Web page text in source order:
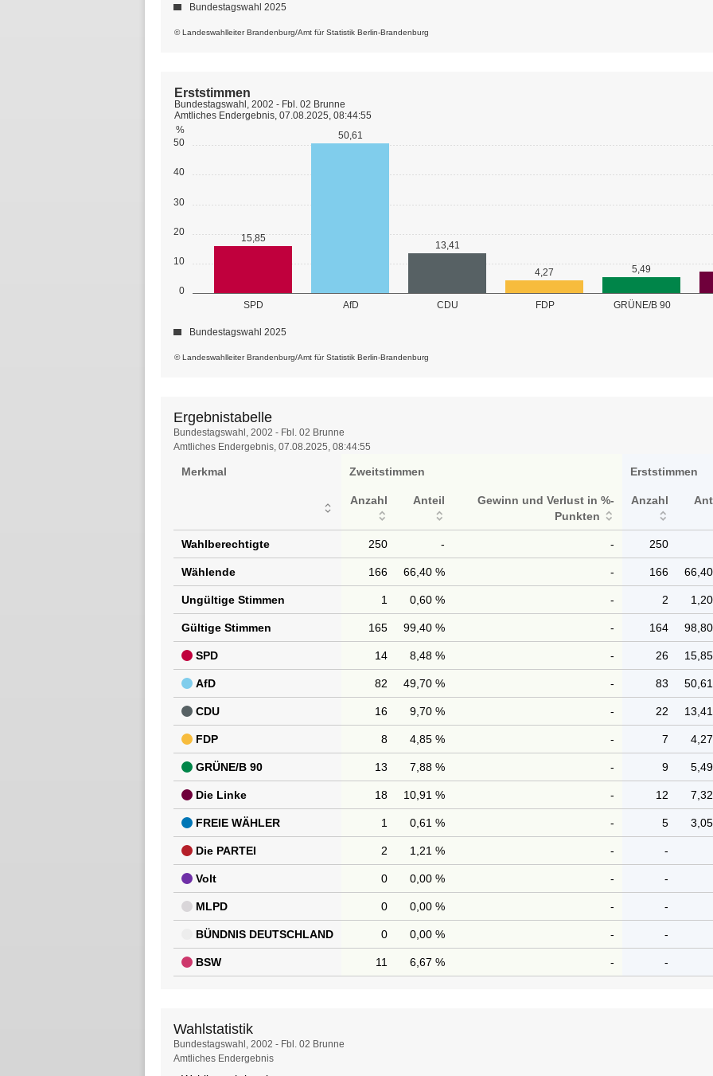
© Landeswahlleiter Brandenburg/Amt für Statistik Berlin-Brandenburg
Bundestagswahl 2025
0
10
20
30
40
50
%
SPD AfD CDU FDP GRÜNE/B 90
15,85
50,61
13,41
4,27 5,49
© Landeswahlleiter Brandenburg/Amt für Statistik Berlin-Brandenburg
Erststimmen
Bundestagswahl, 2002 - Fbl. 02 Brunne
Amtliches Endergebnis, 07.08.2025, 08:44:55
Bundestagswahl 2025
Ergebnistabelle
Ergebnistabelle
Bundestagswahl, 2002 - Fbl. 02 Brunne
Amtliches Endergebnis, 07.08.2025, 08:44:55
Merkmal Zweitstimmen Erststimmen
Anzahl Anteil
Gewinn und Verlust in %-
Punkten
Anzahl
Wahlberechtigte 250 - - 250
Wählende 166 66,40 % - 166
Ungültige Stimmen 1 0,60 % - 2
Gültige Stimmen 165 99,40 % - 164
SPD 14 8,48 % - 26
AfD 82 49,70 % - 83
CDU 16 9,70 % - 22
FDP 8 4,85 % - 7
GRÜNE/B 90 13 7,88 % - 9
Die Linke 18 10,91 % - 12
FREIE WÄHLER 1 0,61 % - 5
Die PARTEI 2 1,21 % - -
Volt 0 0,00 % - -
MLPD 0 0,00 % - -
BÜNDNIS DEUTSCHLAND 0 0,00 % - -
BSW 11 6,67 % - -
Wahlstatistik
Wahlstatistik
Bundestagswahl, 2002 - Fbl. 02 Brunne
Amtliches Endergebnis